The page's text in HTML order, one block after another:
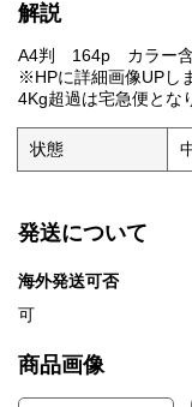
解説
A4判 164p カラー
※HPに詳細画像UPし
4Kg超過は宅急便とな
状態
発送について
海外発送可否
可
商品画像